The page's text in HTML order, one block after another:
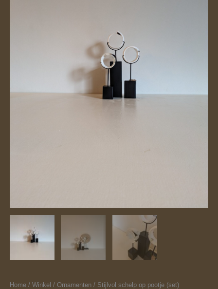
Home / Winkel / Ornamenten / Stijlvol schelp op pootje (set)